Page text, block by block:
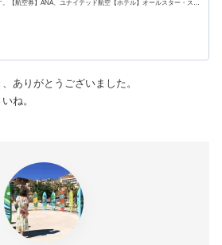
。【航空券】ANA、ユナイテッド航空【ホテル】オールスター・スポ
ありがとうございました。
ね。